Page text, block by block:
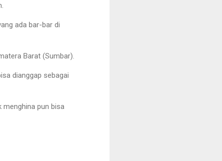
ada bar-bar di
Barat (Sumbar).
dianggap sebagai
menghina pun bisa